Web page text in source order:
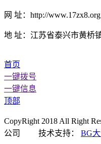
网 址：http://www.17zx8.org
地 址：江苏省泰兴市黄桥
首页
一键拨号
一键信息
顶部
CopyRight 2018 All Right
公司 技术支持： BG